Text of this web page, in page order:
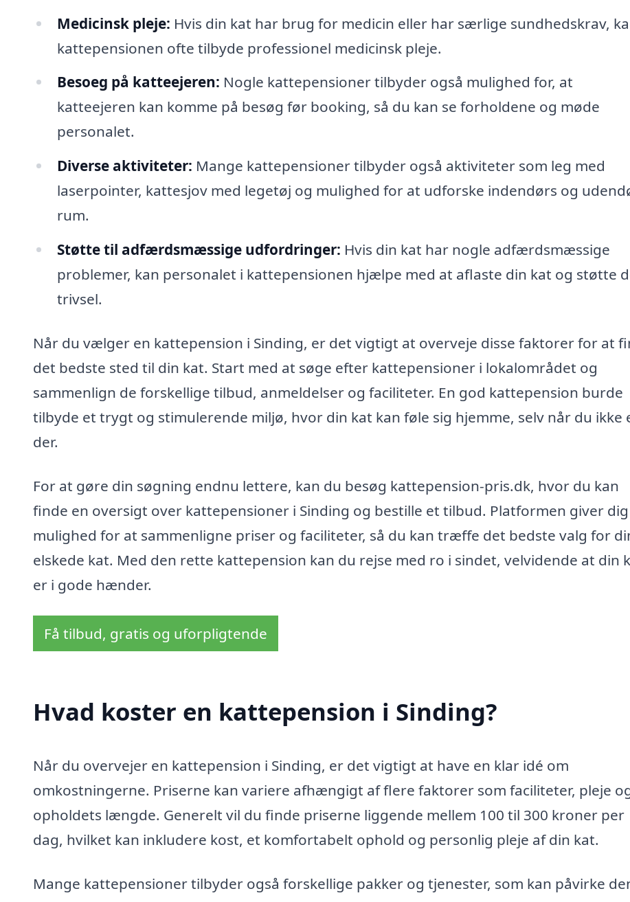
Medicinsk pleje: Hvis din kat har brug for medicin eller har særlige sundhedskrav,
kattepensionen ofte tilbyde professionel medicinsk pleje.
Besoeg på katteejeren: Nogle kattepensioner tilbyder også mulighed for, at
katteejeren kan komme på besøg før booking, så du kan se forholdene og møde
personalet.
Diverse aktiviteter: Mange kattepensioner tilbyder også aktiviteter som leg med
laserpointer, kattesjov med legetøj og mulighed for at udforske indendørs og
rum.
Støtte til adfærdsmæssige udfordringer: Hvis din kat har nogle adfærdsmæssige
problemer, kan personalet i kattepensionen hjælpe med at aflaste din kat og støtte
trivsel.
Når du vælger en kattepension i Sinding, er det vigtigt at overveje disse faktorer for at
det bedste sted til din kat. Start med at søge efter kattepensioner i lokalområdet og
sammenlign de forskellige tilbud, anmeldelser og faciliteter. En god kattepension burde
tilbyde et trygt og stimulerende miljø, hvor din kat kan føle sig hjemme, selv når du ikke
der.
For at gøre din søgning endnu lettere, kan du besøg kattepension-pris.dk, hvor du kan
finde en oversigt over kattepensioner i Sinding og bestille et tilbud. Platformen giver dig
mulighed for at sammenligne priser og faciliteter, så du kan træffe det bedste valg for
elskede kat. Med den rette kattepension kan du rejse med ro i sindet, velvidende at din
er i gode hænder.
Få tilbud, gratis og uforpligtende
Hvad koster en kattepension i Sinding?
Når du overvejer en kattepension i Sinding, er det vigtigt at have en klar idé om
omkostningerne. Priserne kan variere afhængigt af flere faktorer som faciliteter, pleje
opholdets længde. Generelt vil du finde priserne liggende mellem 100 til 300 kroner per
dag, hvilket kan inkludere kost, et komfortabelt ophold og personlig pleje af din kat.
Mange kattepensioner tilbyder også forskellige pakker og tjenester, som kan påvirke